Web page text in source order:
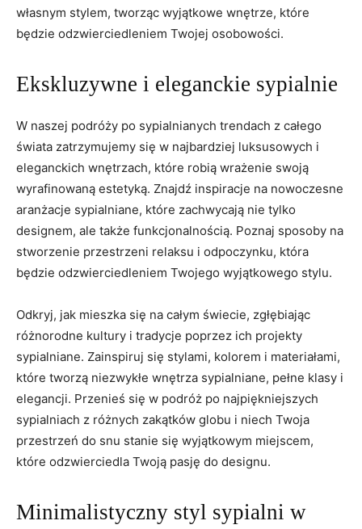
własnym stylem, tworząc wyjątkowe wnętrze,⁤ które
‍będzie odzwierciedleniem Twojej osobowości.
Ekskluzywne i eleganckie sypialnie
W naszej podróży po sypialnianych⁣ trendach ‌z całego
świata zatrzymujemy się w najbardziej luksusowych i
eleganckich wnętrzach, ⁢które ​robią wrażenie ⁤swoją
wyrafinowaną estetyką. Znajdź inspiracje na nowoczesne
aranżacje sypialniane, które zachwycają nie tylko
designem, ale także ​funkcjonalnością. ⁤Poznaj sposoby na
⁤stworzenie przestrzeni ‌relaksu i odpoczynku, która
będzie odzwierciedleniem Twojego‍ wyjątkowego stylu.
Odkryj, ‍jak mieszka się na całym świecie, zgłębiając
różnorodne kultury i tradycje poprzez ich projekty
sypialniane. Zainspiruj ‌się stylami,⁣ kolorem⁤ i ⁤materiałami,
które tworzą⁢ niezwykłe wnętrza sypialniane, pełne klasy i
elegancji. Przenieś się w⁤ podróż po najpiękniejszych​
sypialniach z różnych zakątków globu i niech Twoja
przestrzeń do snu stanie się wyjątkowym miejscem, ​
które odzwierciedla Twoją pasję do ⁣designu.
Minimalistyczny styl sypialni w